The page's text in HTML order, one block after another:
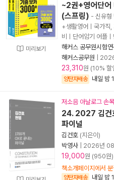
미리보기
~2권+영어단어
(스프링) - 신유형
+생활영어ㅣ국가직,
비ㅣ단어암기 어플
해커스 공무원시험
해커스공무원
23,310원 (10%
양탄자배송 내일 밤
저소음 아날로그 손
24. 2027 김건
파이널
김건호 (지은이)
박영사
2026년
19,000원 (950원)
책소개페이지에서
양탄자배송 내일 밤